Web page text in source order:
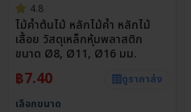
4.8
ไม้ค้ำต้นไม้ หลักไม้ค้ำ หลักไม้
เลื้อย วัสดุเหล็กหุ้มพลาสติก
ขนาด Ø8, Ø11, Ø16 มม.
฿7.40
ดูราคาส่ง
เลือกขนาด